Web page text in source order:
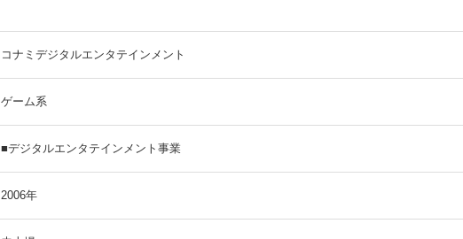
コナミデジタルエンタテインメント
ゲーム系
■デジタルエンタテインメント事業
2006年